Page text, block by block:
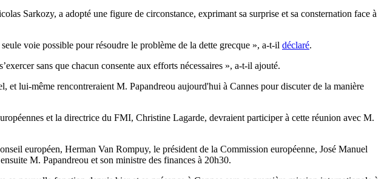
Sarkozy, a adopté une figure de circonstance, exprimant sa surprise et sa consternation face à
voie possible pour résoudre le problème de la dette grecque », a-t-il déclaré.
sans que chacun consente aux efforts nécessaires », a-t-il ajouté.
lui-même rencontreraient M. Papandreou aujourd'hui à Cannes pour discuter de la manière
et la directrice du FMI, Christine Lagarde, devraient participer à cette réunion avec M.
européen, Herman Van Rompuy, le président de la Commission européenne, José Manuel
M. Papandreou et son ministre des finances à 20h30.